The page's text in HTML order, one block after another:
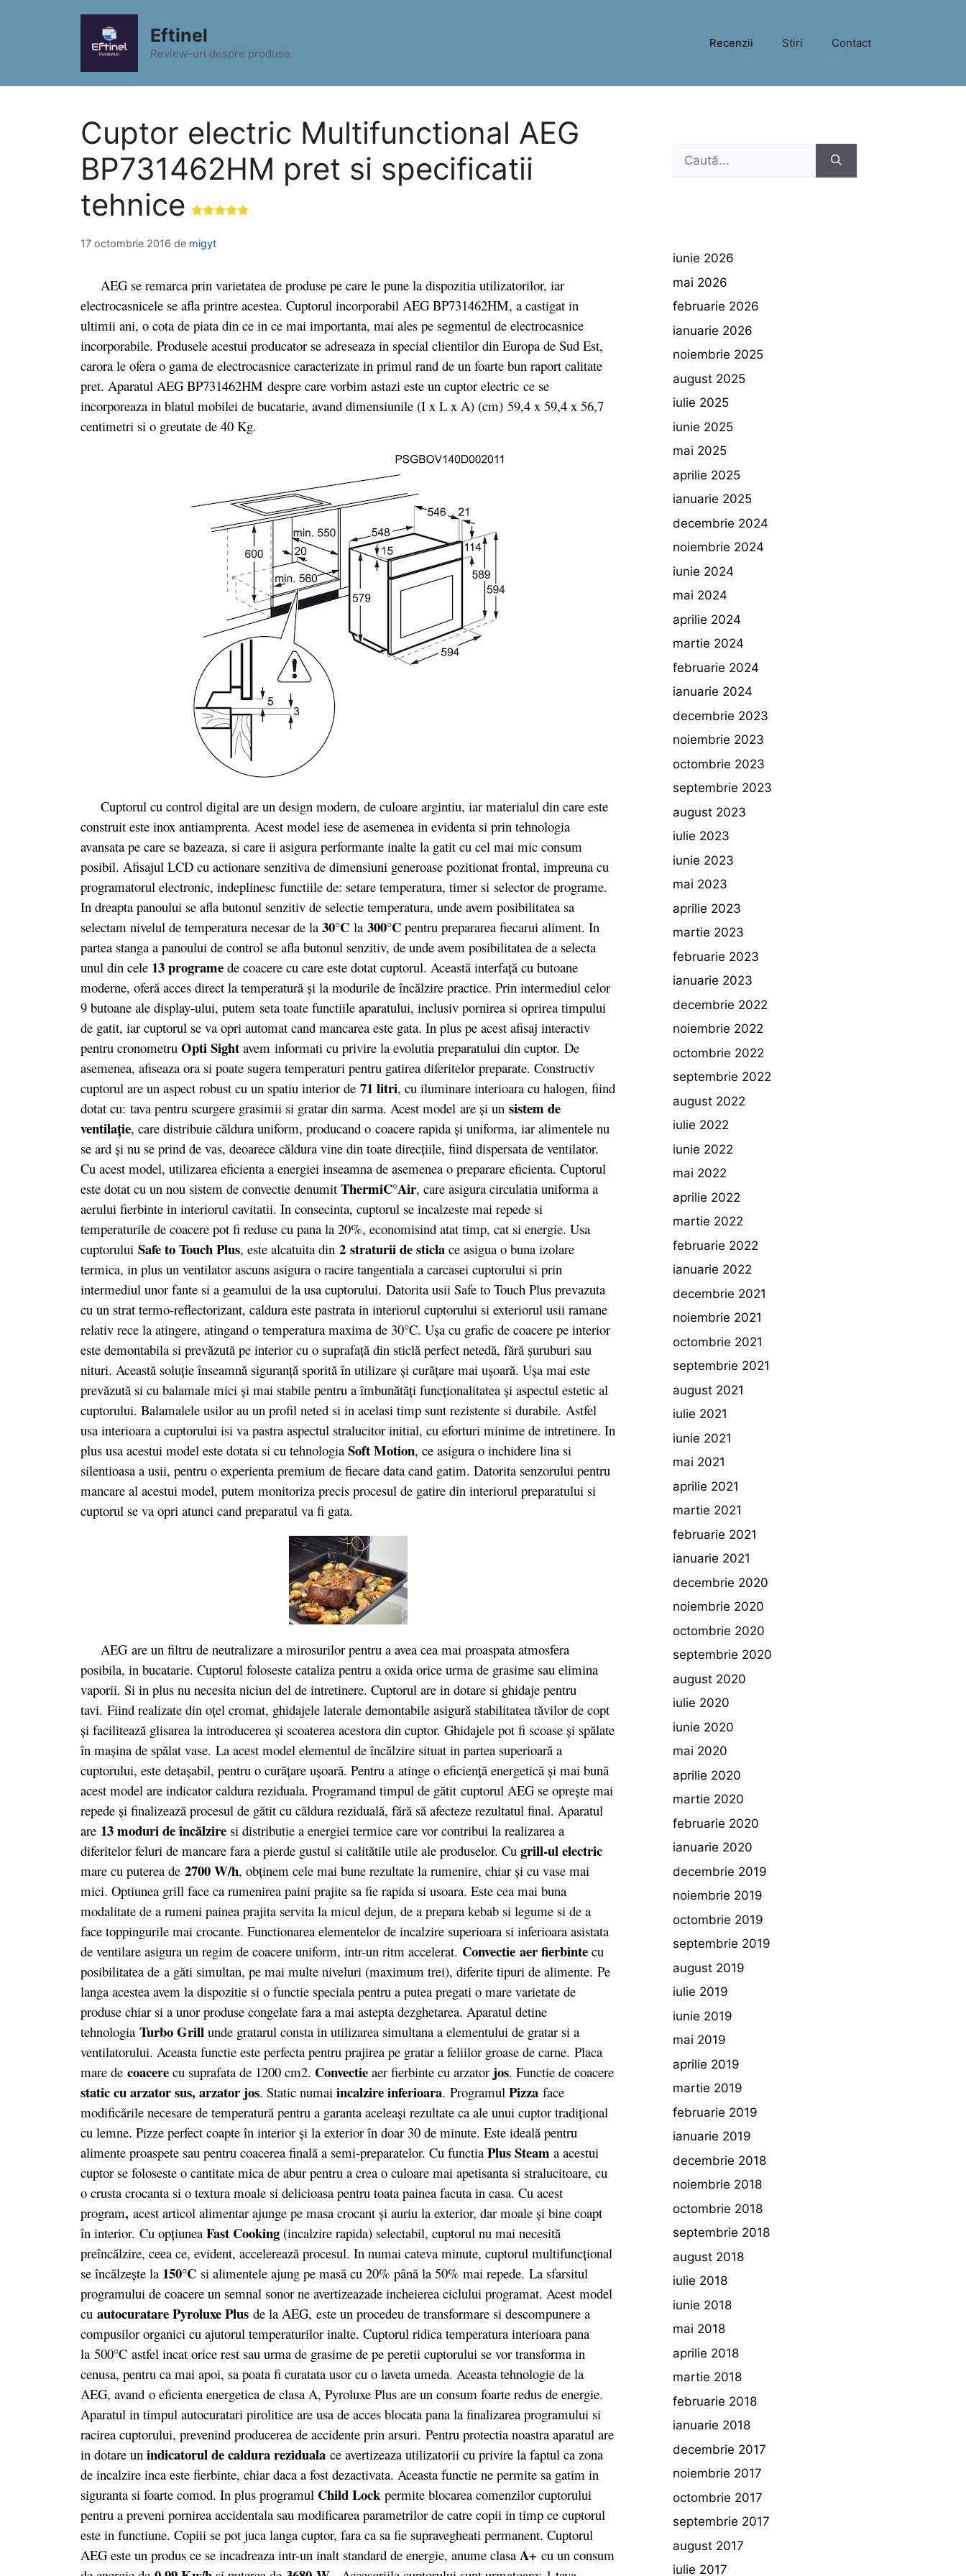
Eftinel
Review-uri despre produse
Recenzii Stiri Contact
Cuptor electric Multifunctional AEG
BP731462HM pret si specificatii
tehnice
17 octombrie 2016 de migyt
AEG se remarca prin varietatea de produse pe care le pune la dispozitia utilizatorilor, iar
electrocasnicele se afla printre acestea. Cuptorul incorporabil AEG BP731462HM, a castigat in
ultimii ani, o cota de piata din ce in ce mai importanta, mai ales pe segmentul de electrocasnice
incorporabile. Produsele acestui producator se adreseaza in special clientilor din Europa de Sud Est,
carora le ofera o gama de electrocasnice caracterizate in primul rand de un foarte bun raport calitate
pret. Aparatul AEG BP731462HM despre care vorbim astazi este un cuptor electric ce se
incorporeaza in blatul mobilei de bucatarie, avand dimensiunile (I x L x A) (cm) 59,4 x 59,4 x 56,7
centimetri si o greutate de 40 Kg.
Cuptorul cu control digital are un design modern, de culoare argintiu, iar materialul din care este
construit este inox antiamprenta. Acest model iese de asemenea in evidenta si prin tehnologia
avansata pe care se bazeaza, si care ii asigura performante inalte la gatit cu cel mai mic consum
posibil. Afisajul LCD cu actionare senzitiva de dimensiuni generoase pozitionat frontal, impreuna cu
programatorul electronic, indeplinesc functiile de: setare temperatura, timer si selector de programe.
In dreapta panoului se afla butonul senzitiv de selectie temperatura, unde avem posibilitatea sa
selectam nivelul de temperatura necesar de la 30°C la 300°C pentru prepararea fiecarui aliment. In
partea stanga a panoului de control se afla butonul senzitiv, de unde avem posibilitatea de a selecta
unul din cele 13 programe de coacere cu care este dotat cuptorul. Această interfaţă cu butoane
moderne, oferă acces direct la temperatură şi la modurile de încălzire practice. Prin intermediul celor
9 butoane ale display-ului, putem seta toate functiile aparatului, inclusiv pornirea si oprirea timpului
de gatit, iar cuptorul se va opri automat cand mancarea este gata. In plus pe acest afisaj interactiv
pentru cronometru Opti Sight avem informati cu privire la evolutia preparatului din cuptor. De
asemenea, afiseaza ora si poate sugera temperaturi pentru gatirea diferitelor preparate. Constructiv
cuptorul are un aspect robust cu un spatiu interior de 71 litri, cu iluminare interioara cu halogen, fiind
dotat cu: tava pentru scurgere grasimii si gratar din sarma. Acest model are şi un sistem de
ventilaţie, care distribuie căldura uniform, producand o coacere rapida şi uniforma, iar alimentele nu
se ard şi nu se prind de vas, deoarece căldura vine din toate direcţiile, fiind dispersata de ventilator.
Cu acest model, utilizarea eficienta a energiei inseamna de asemenea o preparare eficienta. Cuptorul
este dotat cu un nou sistem de convectie denumit ThermiC°Air, care asigura circulatia uniforma a
aerului fierbinte in interiorul cavitatii. In consecinta, cuptorul se incalzeste mai repede si
temperaturile de coacere pot fi reduse cu pana la 20%, economisind atat timp, cat si energie. Usa
cuptorului Safe to Touch Plus, este alcatuita din 2 straturii de sticla ce asigua o buna izolare
termica, in plus un ventilator ascuns asigura o racire tangentiala a carcasei cuptorului si prin
intermediul unor fante si a geamului de la usa cuptorului. Datorita usii Safe to Touch Plus prevazuta
cu un strat termo-reflectorizant, caldura este pastrata in interiorul cuptorului si exteriorul usii ramane
relativ rece la atingere, atingand o temperatura maxima de 30°C. Uşa cu grafic de coacere pe interior
este demontabila si prevăzută pe interior cu o suprafaţă din sticlă perfect netedă, fără şuruburi sau
nituri. Această soluţie înseamnă siguranţă sporită în utilizare şi curăţare mai uşoară. Uşa mai este
prevăzută si cu balamale mici şi mai stabile pentru a îmbunătăţi funcţionalitatea şi aspectul estetic al
cuptorului. Balamalele usilor au un profil neted si in acelasi timp sunt rezistente si durabile. Astfel
usa interioara a cuptorului isi va pastra aspectul stralucitor initial, cu eforturi minime de intretinere. In
plus usa acestui model este dotata si cu tehnologia Soft Motion, ce asigura o inchidere lina si
silentioasa a usii, pentru o experienta premium de fiecare data cand gatim. Datorita senzorului pentru
mancare al acestui model, putem monitoriza precis procesul de gatire din interiorul preparatului si
cuptorul se va opri atunci cand preparatul va fi gata.
AEG are un filtru de neutralizare a mirosurilor pentru a avea cea mai proaspata atmosfera
posibila, in bucatarie. Cuptorul foloseste cataliza pentru a oxida orice urma de grasime sau elimina
vaporii. Si in plus nu necesita niciun del de intretinere. Cuptorul are in dotare si ghidaje pentru
tavi. Fiind realizate din oţel cromat, ghidajele laterale demontabile asigură stabilitatea tăvilor de copt
şi facilitează glisarea la introducerea şi scoaterea acestora din cuptor. Ghidajele pot fi scoase şi spălate
în maşina de spălat vase. La acest model elementul de încălzire situat in partea superioară a
cuptorului, este detaşabil, pentru o curăţare uşoară. Pentru a atinge o eficienţă energetică şi mai bună
acest model are indicator caldura reziduala. Programand timpul de gătit cuptorul AEG se opreşte mai
repede şi finalizează procesul de gătit cu căldura reziduală, fără să afecteze rezultatul final. Aparatul
are 13 moduri de încălzire si distributie a energiei termice care vor contribui la realizarea a
diferitelor feluri de mancare fara a pierde gustul si calitătile utile ale produselor. Cu grill-ul electric
mare cu puterea de 2700 W/h, obţinem cele mai bune rezultate la rumenire, chiar şi cu vase mai
mici. Optiunea grill face ca rumenirea paini prajite sa fie rapida si usoara. Este cea mai buna
modalitate de a rumeni painea prajita servita la micul dejun, de a prepara kebab si legume si de a
face toppingurile mai crocante. Functionarea elementelor de incalzire superioara si inferioara asistata
de ventilare asigura un regim de coacere uniform, intr-un ritm accelerat. Convectie aer fierbinte cu
posibilitatea de a găti simultan, pe mai multe niveluri (maximum trei), diferite tipuri de alimente. Pe
langa acestea avem la dispozitie si o functie speciala pentru a putea pregati o mare varietate de
produse chiar si a unor produse congelate fara a mai astepta dezghetarea. Aparatul detine
tehnologia Turbo Grill unde gratarul consta in utilizarea simultana a elementului de gratar si a
ventilatorului. Aceasta functie este perfecta pentru prajirea pe gratar a feliilor groase de carne. Placa
mare de coacere cu suprafata de 1200 cm2. Convectie aer fierbinte cu arzator jos. Functie de coacere
static cu arzator sus, arzator jos. Static numai incalzire inferioara. Programul Pizza face
modificările necesare de temperatură pentru a garanta aceleaşi rezultate ca ale unui cuptor tradiţional
cu lemne. Pizze perfect coapte în interior şi la exterior în doar 30 de minute. Este ideală pentru
alimente proaspete sau pentru coacerea finală a semi-preparatelor. Cu functia Plus Steam a acestui
cuptor se foloseste o cantitate mica de abur pentru a crea o culoare mai apetisanta si stralucitoare, cu
o crusta crocanta si o textura moale si delicioasa pentru toata painea facuta in casa. Cu acest
program, acest articol alimentar ajunge pe masa crocant şi auriu la exterior, dar moale şi bine coapt
în interior. Cu opţiunea Fast Cooking (incalzire rapida) selectabil, cuptorul nu mai necesită
preîncălzire, ceea ce, evident, accelerează procesul. In numai cateva minute, cuptorul multifuncţional
se încălzeşte la 150°C si alimentele ajung pe masă cu 20% până la 50% mai repede. La sfarsitul
programului de coacere un semnal sonor ne avertizeazade incheierea ciclului programat. Acest model
cu autocuratare Pyroluxe Plus de la AEG, este un procedeu de transformare si descompunere a
compusilor organici cu ajutorul temperaturilor inalte. Cuptorul ridica temperatura interioara pana
la 500°C astfel incat orice rest sau urma de grasime de pe peretii cuptorului se vor transforma in
cenusa, pentru ca mai apoi, sa poata fi curatata usor cu o laveta umeda. Aceasta tehnologie de la
AEG, avand o eficienta energetica de clasa A, Pyroluxe Plus are un consum foarte redus de energie.
Aparatul in timpul autocuratari pirolitice are usa de acces blocata pana la finalizarea programului si
racirea cuptorului, prevenind producerea de accidente prin arsuri. Pentru protectia noastra aparatul are
in dotare un indicatorul de caldura reziduala ce avertizeaza utilizatorii cu privire la faptul ca zona
de incalzire inca este fierbinte, chiar daca a fost dezactivata. Aceasta functie ne permite sa gatim in
siguranta si foarte comod. In plus programul Child Lock permite blocarea comenzilor cuptorului
pentru a preveni pornirea accidentala sau modificarea parametrilor de catre copii in timp ce cuptorul
este in functiune. Copiii se pot juca langa cuptor, fara ca sa fie supravegheati permanent. Cuptorul
AEG este un produs ce se incadreaza intr-un inalt standard de energie, anume clasa A+ cu un consum
Caută
iunie 2026
mai 2026
februarie 2026
ianuarie 2026
noiembrie 2025
august 2025
iulie 2025
iunie 2025
mai 2025
aprilie 2025
ianuarie 2025
decembrie 2024
noiembrie 2024
iunie 2024
mai 2024
aprilie 2024
martie 2024
februarie 2024
ianuarie 2024
decembrie 2023
noiembrie 2023
octombrie 2023
septembrie 2023
august 2023
iulie 2023
iunie 2023
mai 2023
aprilie 2023
martie 2023
februarie 2023
ianuarie 2023
decembrie 2022
noiembrie 2022
octombrie 2022
septembrie 2022
august 2022
iulie 2022
iunie 2022
mai 2022
aprilie 2022
martie 2022
februarie 2022
ianuarie 2022
decembrie 2021
noiembrie 2021
octombrie 2021
septembrie 2021
august 2021
iulie 2021
iunie 2021
mai 2021
aprilie 2021
martie 2021
februarie 2021
ianuarie 2021
decembrie 2020
noiembrie 2020
octombrie 2020
septembrie 2020
august 2020
iulie 2020
iunie 2020
mai 2020
aprilie 2020
martie 2020
februarie 2020
ianuarie 2020
decembrie 2019
noiembrie 2019
octombrie 2019
septembrie 2019
august 2019
iulie 2019
iunie 2019
mai 2019
aprilie 2019
martie 2019
februarie 2019
ianuarie 2019
decembrie 2018
noiembrie 2018
octombrie 2018
septembrie 2018
august 2018
iulie 2018
iunie 2018
mai 2018
aprilie 2018
martie 2018
februarie 2018
ianuarie 2018
decembrie 2017
noiembrie 2017
octombrie 2017
septembrie 2017
august 2017
iulie 2017